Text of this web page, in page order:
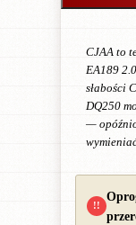
CJAA to
EA189
słabości
DQ250
—
!!